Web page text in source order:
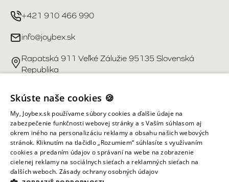
+421 910 466 990
info@joybex.sk
Rapatská 911 Veľké Zálužie 95135 Slovenská
Republika
Užitočné odkazy
Účet
Informácie obchodu
Skúste naše cookies 🍪
My, Joybex.sk používame súbory cookies a ďalšie údaje na
zabezpečenie funkčnosti webovej stránky a s Vaším súhlasom aj
okrem iného na personalizáciu reklamy a obsahu našich webových
stránok. Kliknutím na tlačidlo „Rozumiem“ súhlasíte s využívaním
cookies a predaním údajov o správaní na webe na zobrazenie
cielenej reklamy na sociálnych sieťach a reklamných sieťach na
ďalších weboch. Zásady ochrany osobných údajov